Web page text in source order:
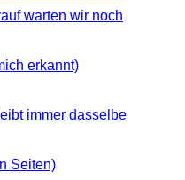
warten wir noch
erkannt)
immer dasselbe
Seiten)